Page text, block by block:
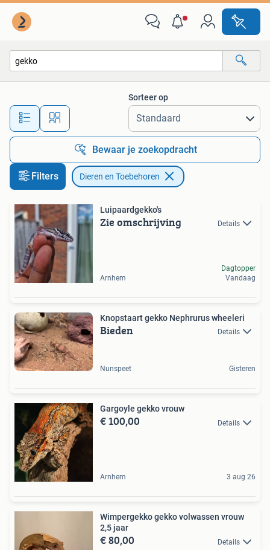
Alle afstanden…
Sorteer op
Bewaar je zoekopdracht
Filters Dieren en Toebehoren
Luipaardgekko's
Zie omschrijving Details
Arnhem
Dagtopper
Vandaag
Knopstaart gekko Nephrurus wheeleri
Bieden Details
Nunspeet Gisteren
Gargoyle gekko vrouw
€ 100,00 Details
Arnhem 3 aug 26
Wimpergekko gekko volwassen vrouw
2,5 jaar
€ 80,00 Details